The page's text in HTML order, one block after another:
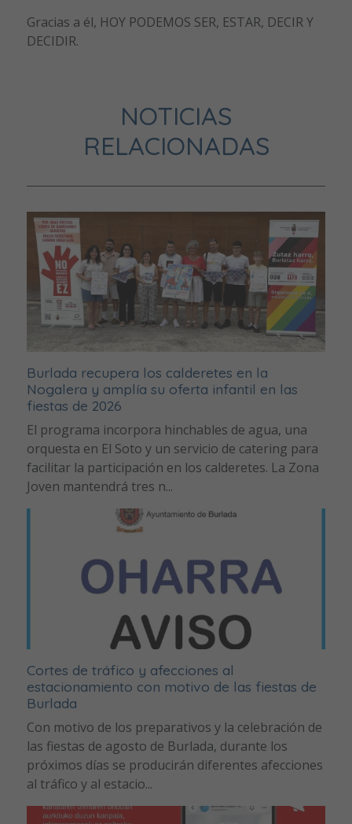
Gracias a él, HOY PODEMOS SER, ESTAR, DECIR Y
DECIDIR.
NOTICIAS
RELACIONADAS
Burlada recupera los calderetes en la
Nogalera y amplía su oferta infantil en las
fiestas de 2026
El programa incorpora hinchables de agua, una
orquesta en El Soto y un servicio de catering para
facilitar la participación en los calderetes. La Zona
Joven mantendrá tres n...
Cortes de tráfico y afecciones al
estacionamiento con motivo de las fiestas de
Burlada
Con motivo de los preparativos y la celebración de
las fiestas de agosto de Burlada, durante los
próximos días se producirán diferentes afecciones
al tráfico y al estacio...